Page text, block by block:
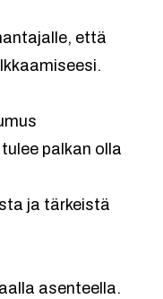
että
palkan olla
ja tärkeistä
asenteella.